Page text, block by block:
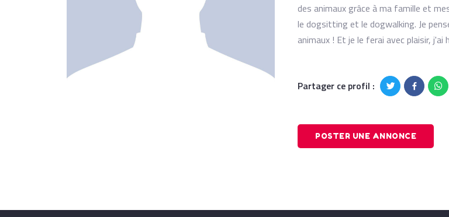
des animaux grâce à ma famille et
le dogsitting et le dogwalking. Je
animaux ! Et je le ferai avec plaisir,
Partager ce profil :
POSTER UNE ANNONCE